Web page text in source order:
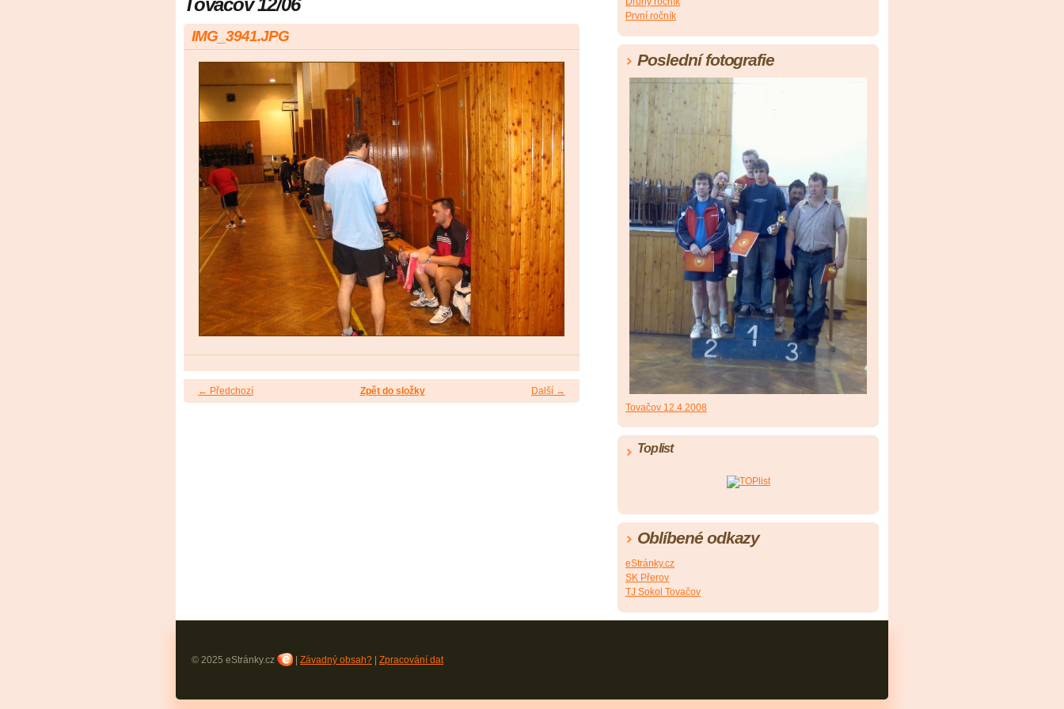
Tovačov 12/06
IMG_3941.JPG
← Předchozí Další →
Zpět do složky
První ročník
Poslední fotografie
Tovačov 12.4.2008
Toplist
Oblíbené odkazy
eStránky.cz
SK Přerov
TJ Sokol Tovačov
© 2025 eStránky.cz Závadný obsah? Zpracování dat